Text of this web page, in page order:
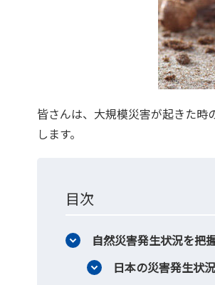
皆さんは、大規模災害が起きた時
します。
目次
自然災害発生状況を把
日本の災害発生状